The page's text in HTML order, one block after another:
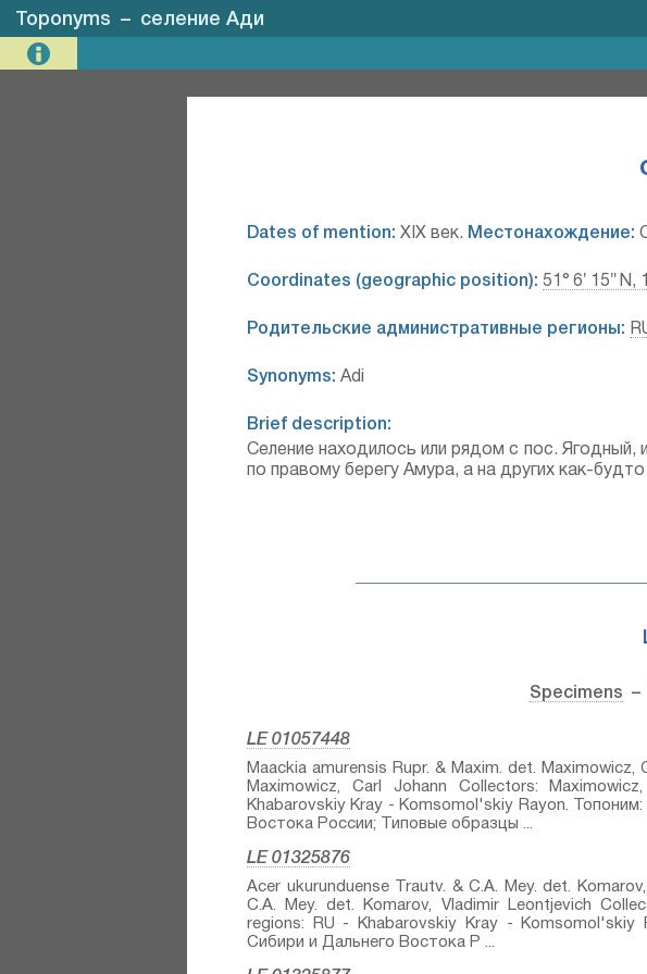
Toponyms – селение Ади
Dates of mention: XIX век. Местонахождение:
Coordinates (geographic position): 51° 6′ 15″ N,
Родительские административные регионы:
Synonyms: Adi
Brief description:
Селение находилось или рядом с пос. Ягодный,
по правому берегу Амура, а на других как-
Specimens –
LE 01057448
Maackia amurensis Rupr. & Maxim.⁣ det.
Maximowicz, Carl Johann Collectors:
Khabarovskiy Kray - Komsomol'skiy Rayon.
Востока России; Типовые образцы ...
LE 01325876
Acer ukurunduense Trautv. & C.A. Mey.⁣ det.
C.A. Mey.⁣ det. Komarov, Vladimir Leontjevich
regions: RU - Khabarovskiy Kray -
Сибири и Дальнего Востока Р ...